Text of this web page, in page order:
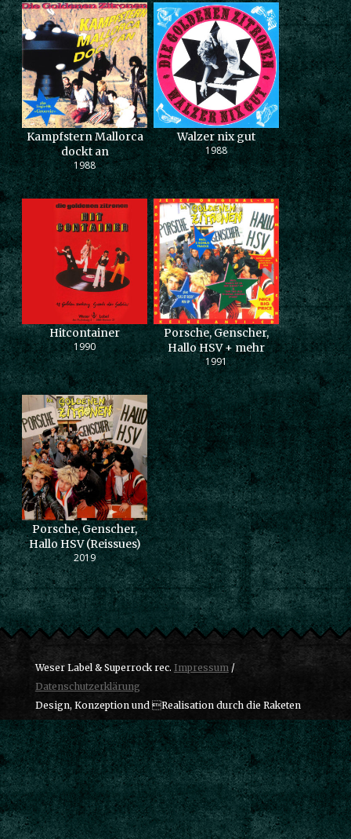
Kampfstern Mallorca
dockt an
1988
Walzer nix gut
1988
Hitcontainer
1990
Porsche, Genscher,
Hallo HSV + mehr
1991
Porsche, Genscher,
Hallo HSV (Reissues)
2019
Weser Label & Superrock rec. Impressum/
Datenschutzerklärung
Design, Konzeption und Realisation durch die Raketen